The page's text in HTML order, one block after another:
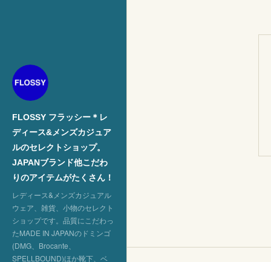
FLOSSY フラッシー＊レ
ディース&メンズカジュア
ルのセレクトショップ。
JAPANブランド他こだわ
りのアイテムがたくさん！
レディース&メンズカジュアル
ウェア、雑貨、小物のセレクト
ショップです。品質にこだわっ
たMADE IN JAPANのドミンゴ
(DMG、Brocante、
SPELLBOUND)ほか靴下、ベ